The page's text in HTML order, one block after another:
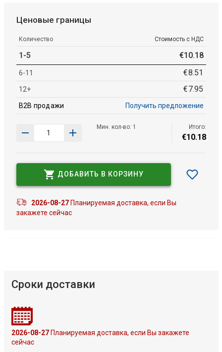
Ценовые границы
Количество Стоимость с НДС
1-5 €10.18
6-11 €8.51
12+ €7.95
B2B продажи Получить предложение
Мин. кол-во: 1 Итого:
€10.18
ДОБАВИТЬ В КОРЗИНУ
2026-08-27Планируемая доставка, если Вы
закажете сейчас
Сроки доставки
2026-08-27Планируемая доставка, если Вы закажете
сейчас